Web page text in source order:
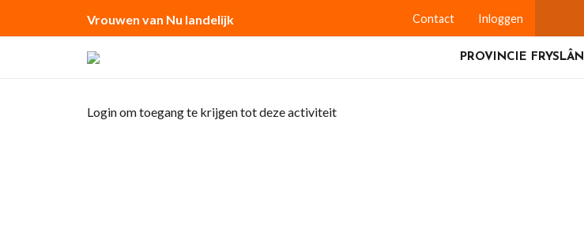
Vrouwen van Nu landelijk Contact Inloggen
PROVINCIE FRYSLÂN
Login om toegang te krijgen tot deze activiteit